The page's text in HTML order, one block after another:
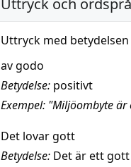
Uttryck och
Uttryck med betydelsen
av godo
Betydelse: positivt
Exempel: "Miljöombyte
Det lovar gott
Betydelse: Det är ett